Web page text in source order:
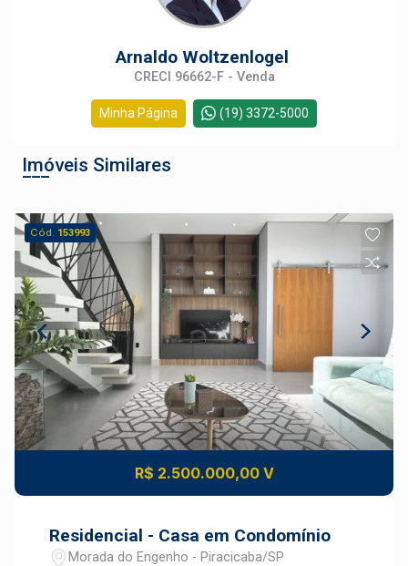
Arnaldo Woltzenlogel
CRECI 96662-F - Venda
Minha Página (19) 3372-5000
Imóveis Similares
Cód. 153993
R$ 2.500.000,00 V
Residencial - Casa em Condomínio
Morada do Engenho - Piracicaba/SP